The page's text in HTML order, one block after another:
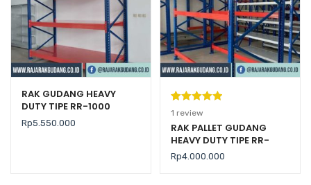
RAK GUDANG HEAVY
DUTY TIPE RR-1000
Rp5.550.000
Peringkat
5.00dari 5
berdasarka
n
1
penilaian
1 review
RAK PALLET GUDANG
HEAVY DUTY TIPE RR-
2000 KAPASITAS 2 TON /
LEVEL
Rp4.000.000